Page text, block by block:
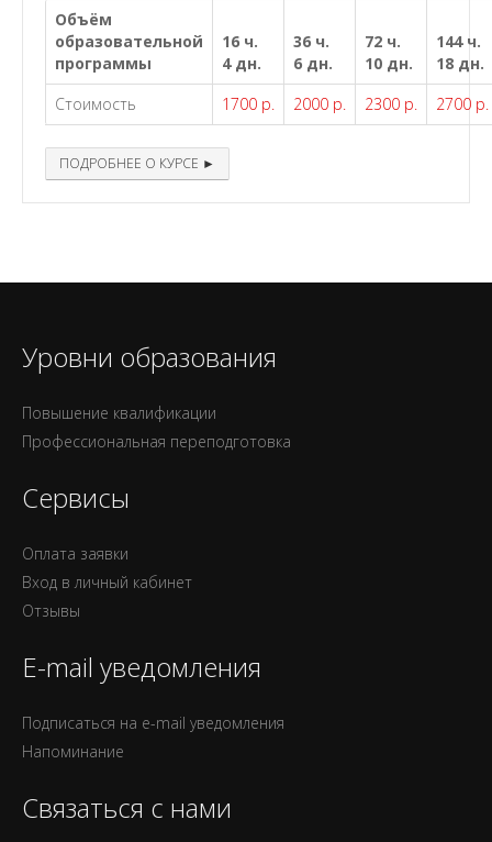
Объём
образовательной
программы
16 ч.
4 дн.
36 ч.
6 дн.
72 ч.
10 дн.
144 ч.
18 дн.
Стоимость
1700 р. 2000 р. 2300 р. 2700 р.
ПОДРОБНЕЕ О КУРСЕ ►
Уровни образования
Повышение квалификации
Профессиональная переподготовка
Сервисы
Оплата заявки
Вход в личный кабинет
Отзывы
E-mail уведомления
Подписаться на e-mail уведомления
Напоминание
Связаться с нами